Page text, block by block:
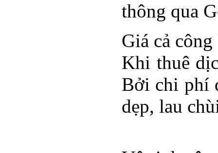
thông qua
Giá cả
Khi thuê
Bởi chi phí
dẹp, lau